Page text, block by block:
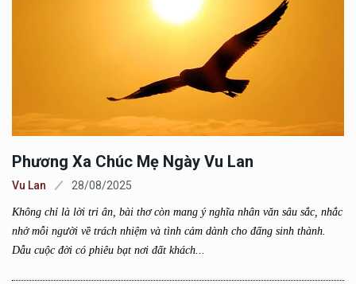
Phương Xa Chúc Mẹ Ngày Vu Lan
Vu Lan 28/08/2025
Không chỉ là lời tri ân, bài thơ còn mang ý nghĩa nhân văn sâu sắc, nhắc
nhở mỗi người về trách nhiệm và tình cảm dành cho đấng sinh thành.
Dẫu cuộc đời có phiêu bạt nơi đất khách...